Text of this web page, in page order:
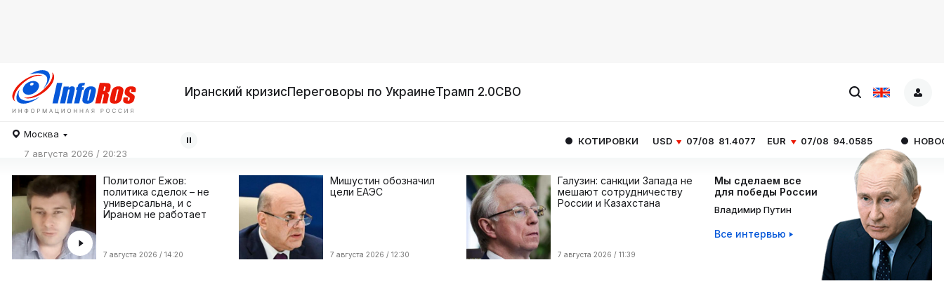
Иранский кризисПереговоры по УкраинеТрамп 2.0СВО
Москва
7 августа 2026 / 20:23
КОТИРОВКИ USD 07/08 81.4077 EUR 07/08 94.0585 НОВОСТИ ЧАСА В
Политолог Ежов:
политика сделок – не
универсальна, и с
Ираном не работает
7 августа 2026 / 14:20
Мишустин обозначил
цели ЕАЭС
7 августа 2026 / 12:30
Галузин: санкции Запада не
мешают сотрудничеству
России и Казахстана
7 августа 2026 / 11:39
Мы сделаем все
для победы России
Владимир Путин
Все интервью